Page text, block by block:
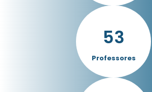
53
Professores